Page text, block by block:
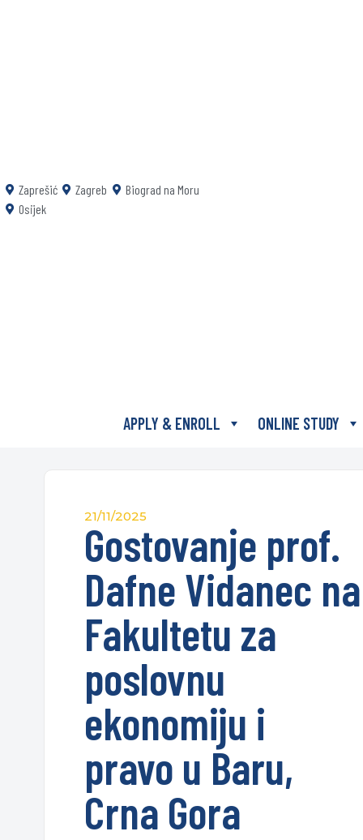
Zaprešić Zagreb
Biograd na Moru
Osijek
APPLY & ENROLL ONLINE STUDY
21/11/2025
Gostovanje prof.
Dafne Vidanec na
Fakultetu za
poslovnu
ekonomiju i
pravo u Baru,
Crna Gora